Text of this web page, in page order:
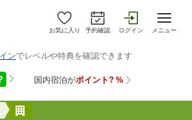
お気に入り 予約確認 ログイン メニュー